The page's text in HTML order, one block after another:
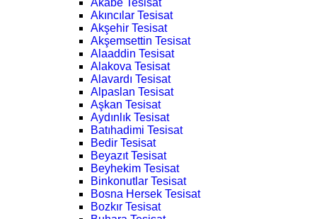
Akabe Tesisat
Akıncılar Tesisat
Akşehir Tesisat
Akşemsettin Tesisat
Alaaddin Tesisat
Alakova Tesisat
Alavardı Tesisat
Alpaslan Tesisat
Aşkan Tesisat
Aydınlık Tesisat
Batıhadimi Tesisat
Bedir Tesisat
Beyazıt Tesisat
Beyhekim Tesisat
Binkonutlar Tesisat
Bosna Hersek Tesisat
Bozkır Tesisat